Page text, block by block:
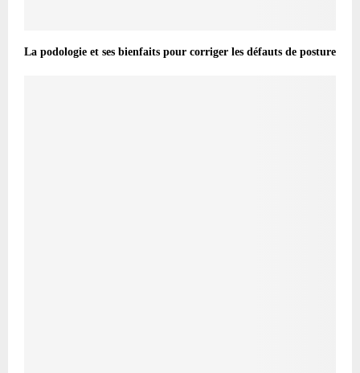
La podologie et ses bienfaits pour corriger les défauts de posture